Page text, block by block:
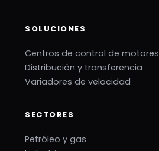
SOLUCIONES
Centros de control de motores
Distribución y transferencia
Variadores de velocidad
SECTORES
Petróleo y gas